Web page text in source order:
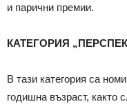
и парични премии.
КАТЕГОРИЯ
В тази категория са
годишна възраст, както